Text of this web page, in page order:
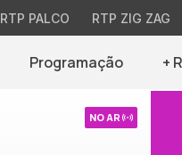
RTP PALCO RTP ZIG ZAG
Programação +
NO AR